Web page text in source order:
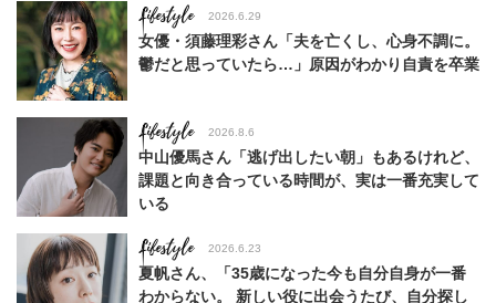
Lifestyle 2026.6.29
女優・須藤理彩さん「夫を亡くし、心身不調に。
鬱だと思っていたら…」原因がわかり自責を卒業
Lifestyle 2026.8.6
中山優馬さん「逃げ出したい朝」もあるけれど、
課題と向き合っている時間が、実は一番充実して
いる
Lifestyle 2026.6.23
夏帆さん、「35歳になった今も自分自身が一番
わからない。 新しい役に出会うたび、自分探し